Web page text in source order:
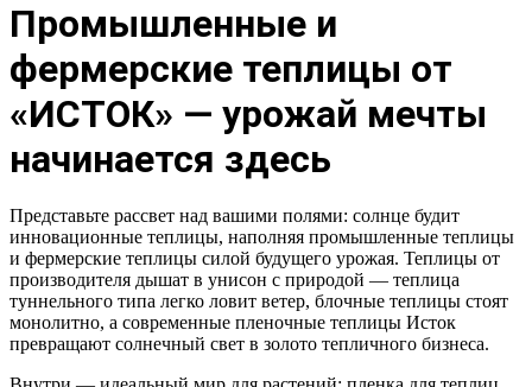
Промышленные и
фермерские теплицы от
«ИСТОК» — урожай мечты
начинается здесь
Представьте рассвет над вашими полями: солнце будит
инновационные теплицы, наполняя промышленные теплицы
и фермерские теплицы силой будущего урожая. Теплицы от
производителя дышат в унисон с природой — теплица
туннельного типа легко ловит ветер, блочные теплицы стоят
монолитно, а современные пленочные теплицы Исток
превращают солнечный свет в золото тепличного бизнеса.